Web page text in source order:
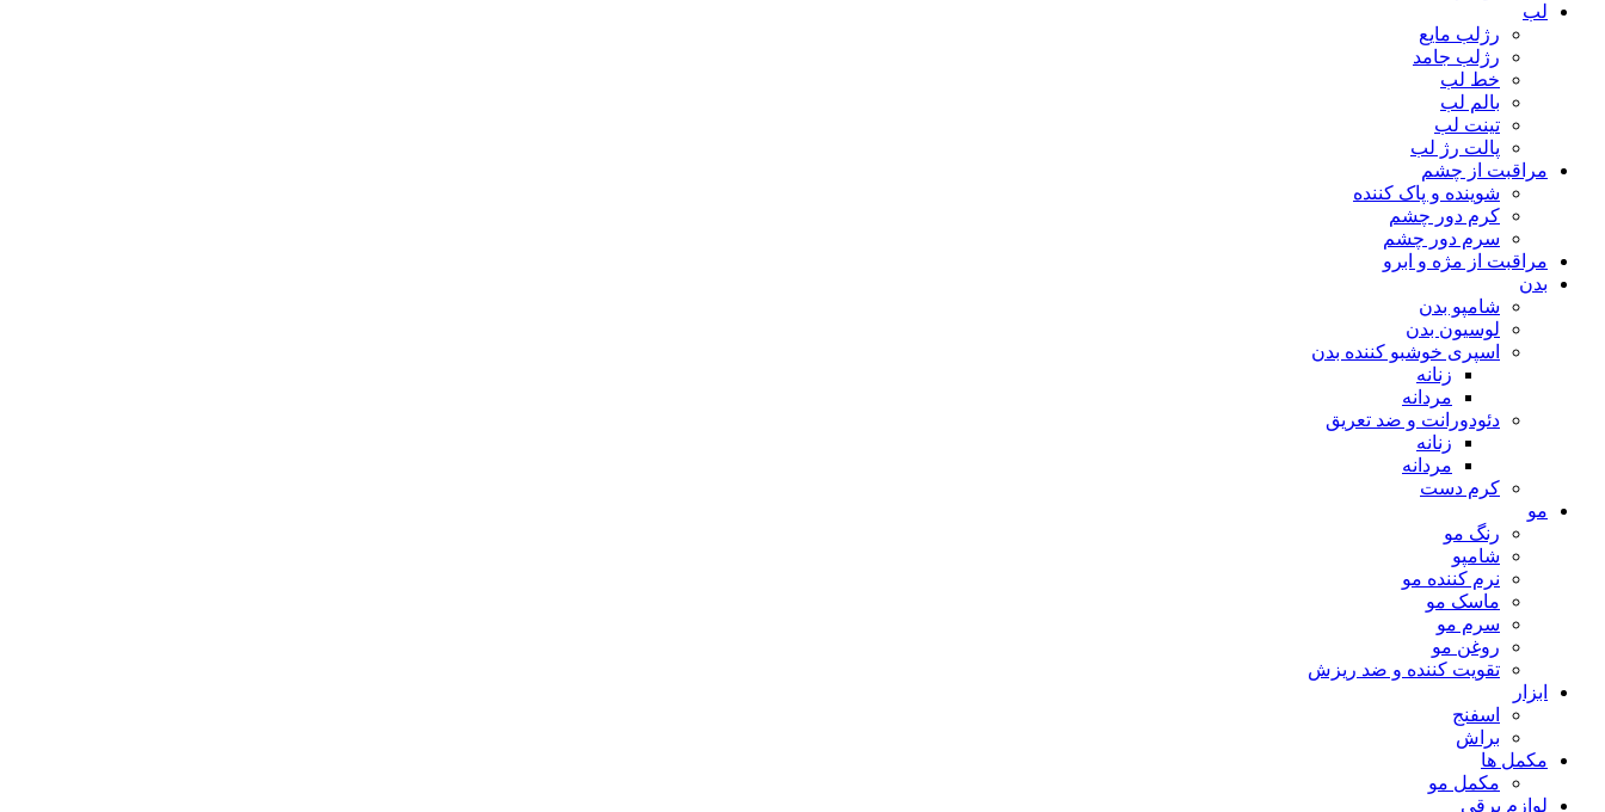
لب
رژلب مایع
رژلب جامد
خط لب
بالم لب
تینت لب
پالت رژ لب
مراقبت از چشم
شوینده و پاک کننده
کرم دور چشم
سرم دور چشم
مراقبت از مژه و ابرو
بدن
شامپو بدن
لوسیون بدن
اسپری خوشبو کننده بدن
زنانه
مردانه
دئودورانت و ضد تعریق
زنانه
مردانه
کرم دست
مو
رنگ مو
شامپو
نرم کننده مو
ماسک مو
سرم مو
روغن مو
تقویت کننده و ضد ریزش
ابزار
اسفنج
براش
مکمل ها
مکمل مو
لوازم برقی